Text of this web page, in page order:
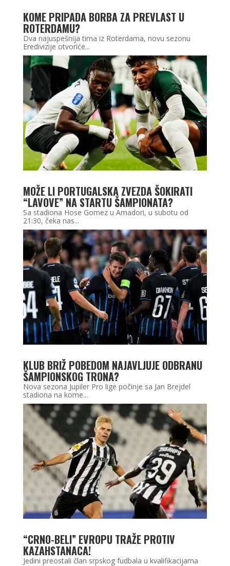
KOME PRIPADA BORBA ZA PREVLAST U
ROTERDAMU?
Dva najuspešnija tima iz Roterdama, novu sezonu
Eredivizije otvoriće...
MOŽE LI PORTUGALSKA ZVEZDA ŠOKIRATI
“LAVOVE” NA STARTU ŠAMPIONATA?
Sa stadiona Hose Gomez u Amadori, u subotu od
21:30, čeka nas...
KLUB BRIŽ POBEDOM NAJAVLJUJE ODBRANU
ŠAMPIONSKOG TRONA?
Nova sezona Jupiler Pro lige počinje sa Jan Brejdel
stadiona na kome...
“CRNO-BELI” EVROPU TRAŽE PROTIV
KAZAHSTANACA!
Jedini preostali član srpskog fudbala u kvalifikacijama